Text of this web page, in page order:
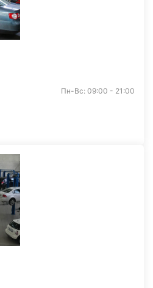
Пн-Вс: 09:00 - 21:00